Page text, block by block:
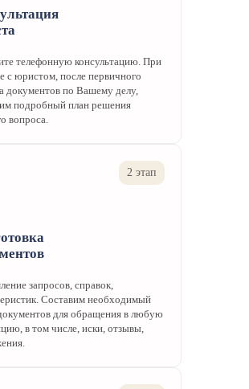
телефонную консультацию. При
с юристом, после первичного
документов по Вашему делу,
подробный план решения
вопроса.
2 этап
запросов, справок,
Составим необходимый
для обращения в любую
в том числе, иски, отзывы,